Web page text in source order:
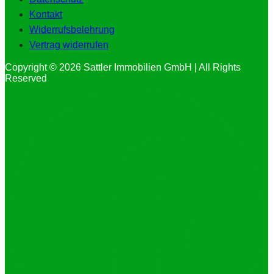
Kontakt
Widerrufsbelehrung
Vertrag widerrufen
Copyright © 2026 Sattler Immobilien GmbH | All Rights
Reserved